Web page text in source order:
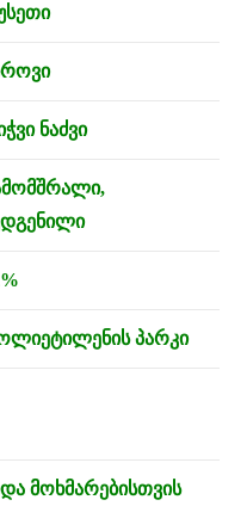
ნაძვი
პარკი
მოხმარებისთვის